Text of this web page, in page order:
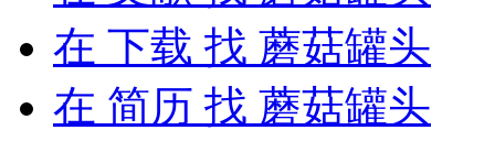
在 下载 找 蘑菇罐头
在 简历 找 蘑菇罐头